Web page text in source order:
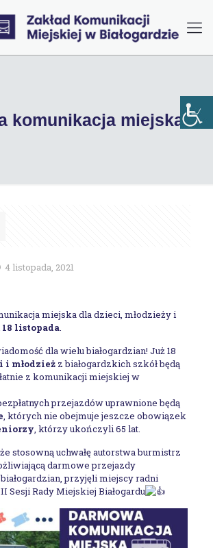
komunikacja miejska.
4 listopada, 2021
miejska dla dzieci, młodzieży i
18 listopada.
dla wielu białogardzian! Już 18
i młodzieżz białogardzkich szkół będą
z komunikacji miejskiej w
przejazdów uprawnione będą
, których nie obejmuje jeszcze obowiązek
, którzy ukończyli 65 lat.
stosowną uchwałę autorstwa burmistrz
darmowe przejazdy
przyjęli miejscy radni
Sesji Rady Miejskiej Białogardu